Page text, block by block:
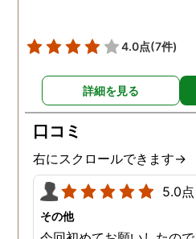
4.0点(7件)
詳細を見る
口コミ
右にスクロールできます→
5.0点
その他